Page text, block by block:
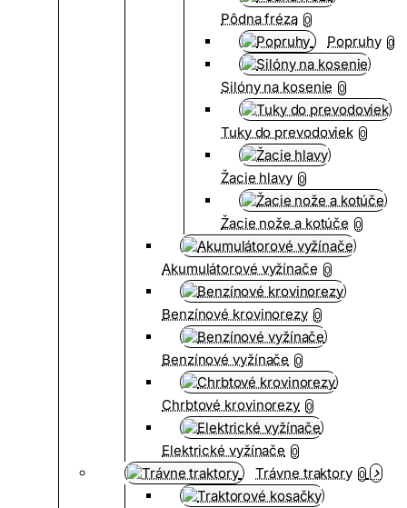
Pôdna fréza 0
Popruhy 0
Silóny na kosenie 0
Tuky do prevodoviek 0
Žacie hlavy 0
Žacie nože a kotúče 0
Akumulátorové vyžínače 0
Benzínové krovinorezy 0
Benzínové vyžínače 0
Chrbtové krovinorezy 0
Elektrické vyžínače 0
Trávne traktory 0